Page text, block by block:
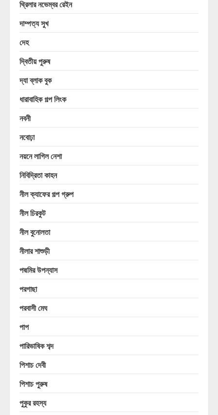
থ্রিলার নভেম্বর রেইন
দাম্পত্য সুখ
দেহ
দ্বিতীয় পুরুষ
দ্যা ব্লাক বুক
ধারাবাহিক গল্প লিংক
নবনী
নবোঢ়া
নয়নে লাগিল নেশা
নিবিদ্রিতা কাহন
নীল ক্যাফের গল্প গ্রুপ
নীল চিরকুট
নীল বুনোলতা
নীলার শাশুড়ী
পদ্মমির উপন্যাস
পরগাছা
পরবাসী মেঘ
পাপ
পারিভাষিক শব্দ
পিশাচ দেবী
পিশাচ পুরুষ
পুকুর রহস্য